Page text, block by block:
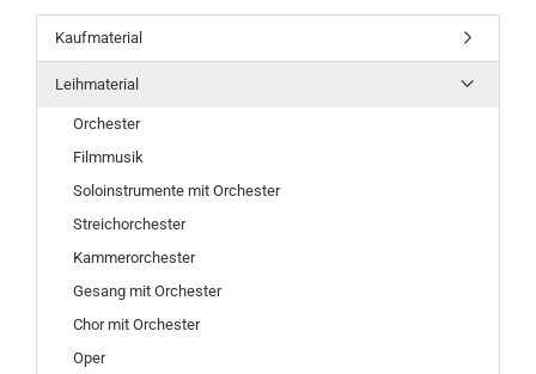
Kaufmaterial
Leihmaterial
Orchester
Filmmusik
Soloinstrumente mit Orchester
Streichorchester
Kammerorchester
Gesang mit Orchester
Chor mit Orchester
Oper